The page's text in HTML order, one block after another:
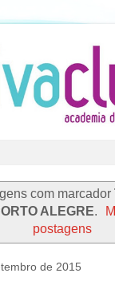
com marcador
ALEGRE.
postagens
de 2015